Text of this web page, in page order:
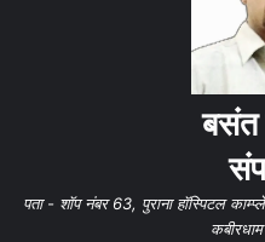
बसंत
पता - शॉप नंबर 63, पुराना हॉस्पिटल